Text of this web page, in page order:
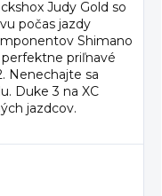
Judy Gold so
počas jazdy
Shimano
priľnavé
Nenechajte sa
Duke 3 na XC
jazdcov.